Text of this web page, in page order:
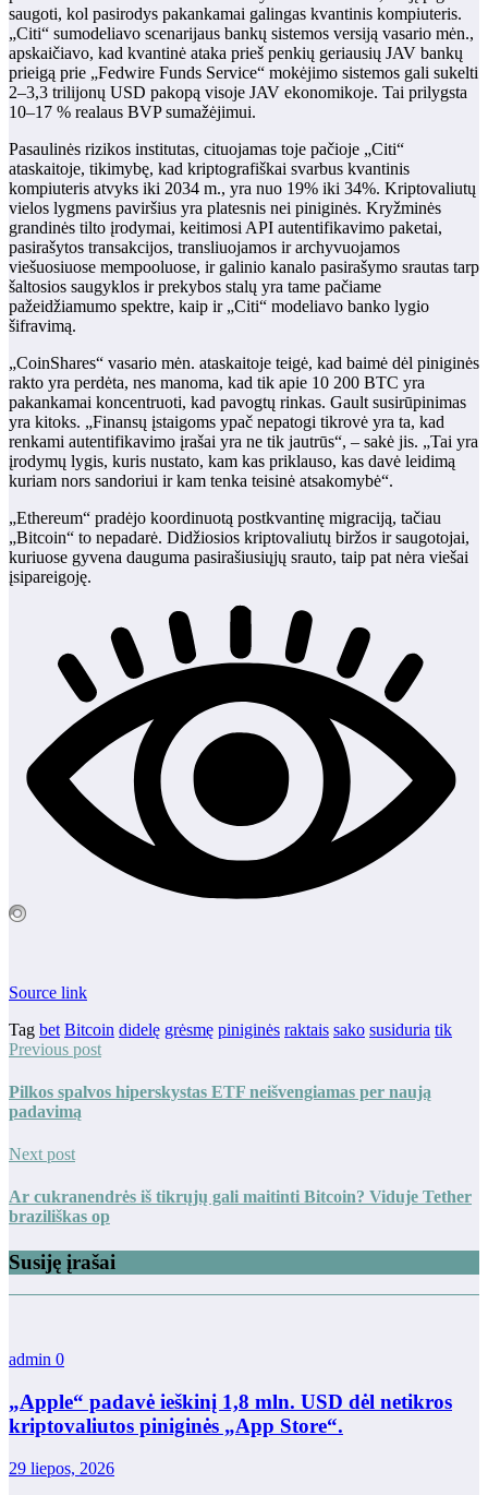
saugoti, kol pasirodys pakankamai galingas kvantinis kompiuteris.
„Citi“ sumodeliavo scenarijaus bankų sistemos versiją vasario mėn.,
apskaičiavo, kad kvantinė ataka prieš penkių geriausių JAV bankų
prieigą prie „Fedwire Funds Service“ mokėjimo sistemos gali sukelti
2–3,3 trilijonų USD pakopą visoje JAV ekonomikoje. Tai prilygsta
10–17 % realaus BVP sumažėjimui.
Pasaulinės rizikos institutas, cituojamas toje pačioje „Citi“
ataskaitoje, tikimybę, kad kriptografiškai svarbus kvantinis
kompiuteris atvyks iki 2034 m., yra nuo 19% iki 34%. Kriptovaliutų
vielos lygmens paviršius yra platesnis nei piniginės. Kryžminės
grandinės tilto įrodymai, keitimosi API autentifikavimo paketai,
pasirašytos transakcijos, transliuojamos ir archyvuojamos
viešuosiuose mempooluose, ir galinio kanalo pasirašymo srautas tarp
šaltosios saugyklos ir prekybos stalų yra tame pačiame
pažeidžiamumo spektre, kaip ir „Citi“ modeliavo banko lygio
šifravimą.
„CoinShares“ vasario mėn. ataskaitoje teigė, kad baimė dėl piniginės
rakto yra perdėta, nes manoma, kad tik apie 10 200 BTC yra
pakankamai koncentruoti, kad pavogtų rinkas. Gault susirūpinimas
yra kitoks. „Finansų įstaigoms ypač nepatogi tikrovė yra ta, kad
renkami autentifikavimo įrašai yra ne tik jautrūs“, – sakė jis. „Tai yra
įrodymų lygis, kuris nustato, kam kas priklauso, kas davė leidimą
kuriam nors sandoriui ir kam tenka teisinė atsakomybė“.
„Ethereum“ pradėjo koordinuotą postkvantinę migraciją, tačiau
„Bitcoin“ to nepadarė. Didžiosios kriptovaliutų biržos ir saugotojai,
kuriuose gyvena dauguma pasirašiusiųjų srauto, taip pat nėra viešai
įsipareigoję.
Source link
Tag bet Bitcoin didelę grėsmę piniginės raktais sako susiduria tik
Previous post
Pilkos spalvos hiperskystas ETF neišvengiamas per naują
padavimą
Next post
Ar cukranendrės iš tikrųjų gali maitinti Bitcoin? Viduje Tether
braziliškas op
Susiję įrašai
admin 0
„Apple“ padavė ieškinį 1,8 mln. USD dėl netikros
kriptovaliutos piniginės „App Store“.
29 liepos, 2026